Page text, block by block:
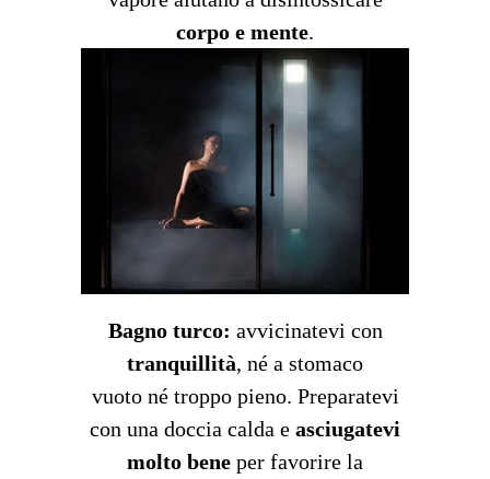
corpo e mente.
Bagno turco: avvicinatevi con
tranquillità, né a stomaco
vuoto né troppo pieno. Preparatevi
con una doccia calda e asciugatevi
molto bene per favorire la